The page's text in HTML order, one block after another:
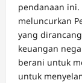
pendanaan ini.
meluncurkan
yang
keuangan
berani untuk
untuk